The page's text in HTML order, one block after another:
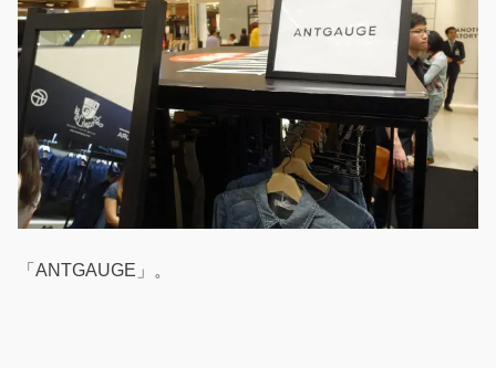
「ANTGAUGE」。